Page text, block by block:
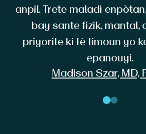
anpil. Trete maladi
bay sante fizik, mantal,
priyorite ki fè timoun yo
epanouyi.
Madison Szar, MD,